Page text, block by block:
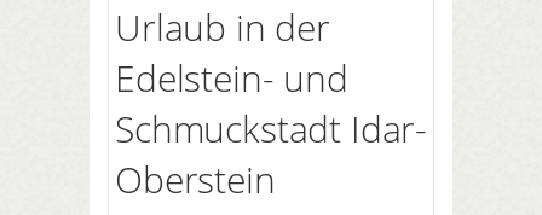
Urlaub in der
Edelstein- und
Schmuckstadt Idar-
Oberstein